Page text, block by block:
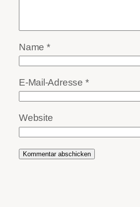
Name *
E-Mail-Adresse *
Website